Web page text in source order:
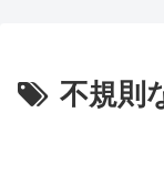
不規則